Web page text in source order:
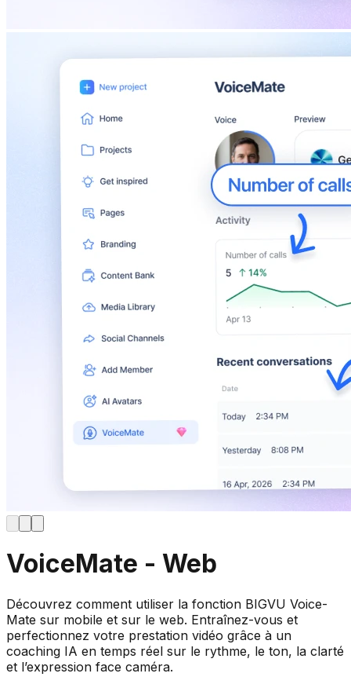
VoiceMate - Web
Découvrez comment utiliser la fonction BIGVU Voice-
Mate sur mobile et sur le web. Entraînez-vous et
perfectionnez votre prestation vidéo grâce à un
coaching IA en temps réel sur le rythme, le ton, la clarté
et l’expression face caméra.